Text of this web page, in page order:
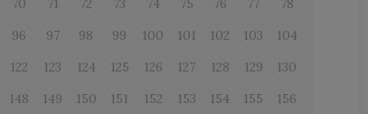
70 71 72 73 74 75 76 77
78
96 97 98 99 100 101 102 103
104
122 123 124 125 126 127 128 129
130
148 149 150 151 152 153 154 155
156